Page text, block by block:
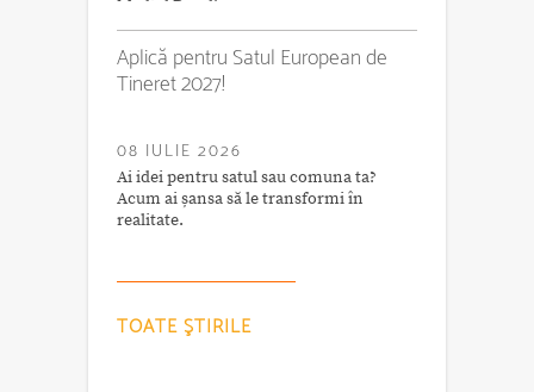
Mediul Rural!
Aplică pentru Satul European de
Tineret 2027!
08 IULIE 2026
Ai idei pentru satul sau comuna ta?
Acum ai șansa să le transformi în
realitate.
TOATE ŞTIRILE